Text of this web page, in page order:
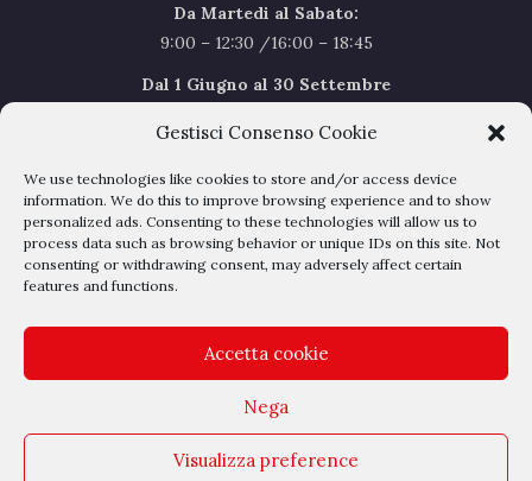
Gestisci Consenso Cookie
We use technologies like cookies to store and/or access device
information. We do this to improve browsing experience and to show
personalized ads. Consenting to these technologies will allow us to
process data such as browsing behavior or unique IDs on this site. Not
consenting or withdrawing consent, may adversely affect certain
features and functions.
Accetta cookie
Nega
Visualizza preference
Da Martedi al Sabato:
9:00 – 12:30 /16:00 – 18:45
Dal 1 Giugno al 30 Settembre
Sabato Agosto Chiusi
I chiusi per Ferie dal 1 al 24Agosto
Privacy Policy–Cookie Policy
Outlet Belli - Via dell'albereto 16 - 50041 Calenzano - P.IVA
04209050485 - REA DI FIRENZE N° 428897